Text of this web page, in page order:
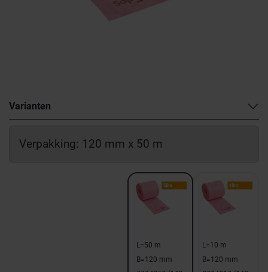
Varianten
Verpakking: 120 mm x 50 m
L=50 m
B=120 mm
L=10 m
B=120 mm